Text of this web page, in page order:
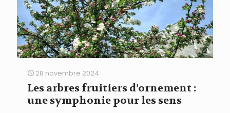
28 novembre 2024
Les arbres fruitiers d’ornement :
une symphonie pour les sens